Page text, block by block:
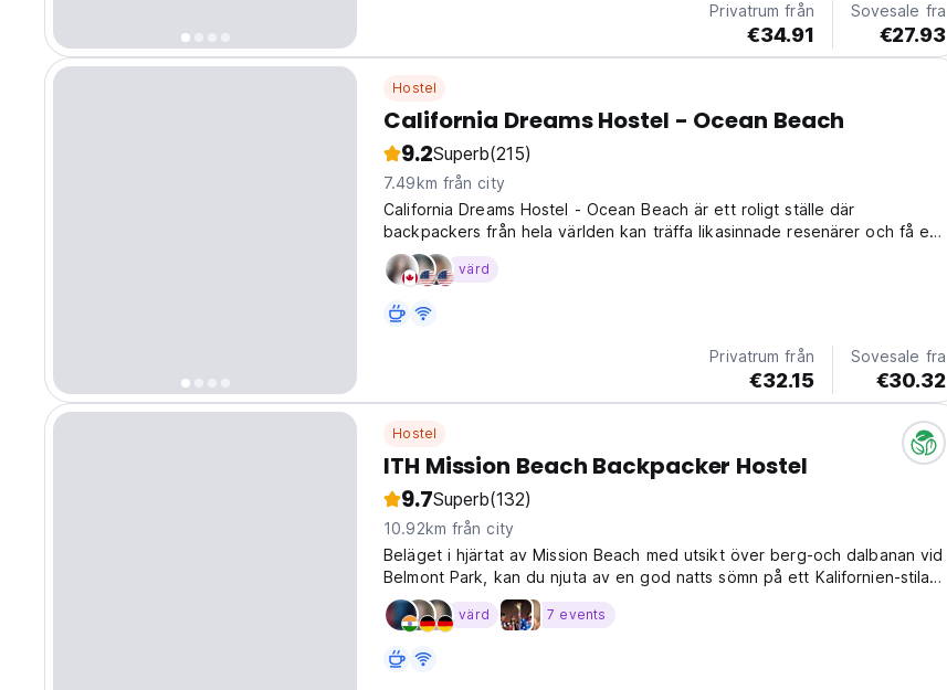
Privatrum från
€34.91
Sovesale fra
€27.93
Hostel
California Dreams Hostel - Ocean Beach
9.2Superb(215)
7.49km från city
California Dreams Hostel - Ocean Beach är ett roligt ställe där
backpackers från hela världen kan träffa likasinnade resenärer och få en
sann vandrarhemsupplevelse med sin vänliga gemenskapsatmosfär och
överkomliga priser, samtidigt som de njuter av utmärkt...
värd
Privatrum från
€32.15
Sovesale fra
€30.32
Hostel
ITH Mission Beach Backpacker Hostel
9.7Superb(132)
10.92km från city
Beläget i hjärtat av Mission Beach med utsikt över berg-och dalbanan vid
Belmont Park, kan du njuta av en god natts sömn på ett Kalifornien-stilat
vandrarhem i San Diego.
värd 7 events